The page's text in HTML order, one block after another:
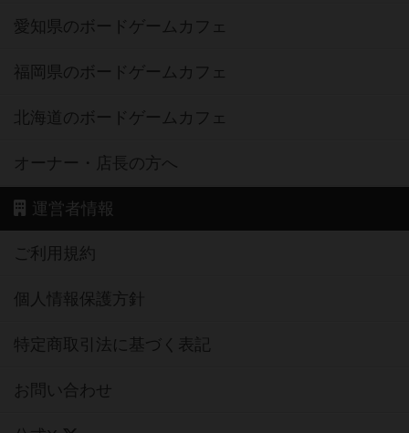
愛知県のボードゲームカフェ
福岡県のボードゲームカフェ
北海道のボードゲームカフェ
オーナー・店長の方へ
運営者情報
ご利用規約
個人情報保護方針
特定商取引法に基づく表記
お問い合わせ